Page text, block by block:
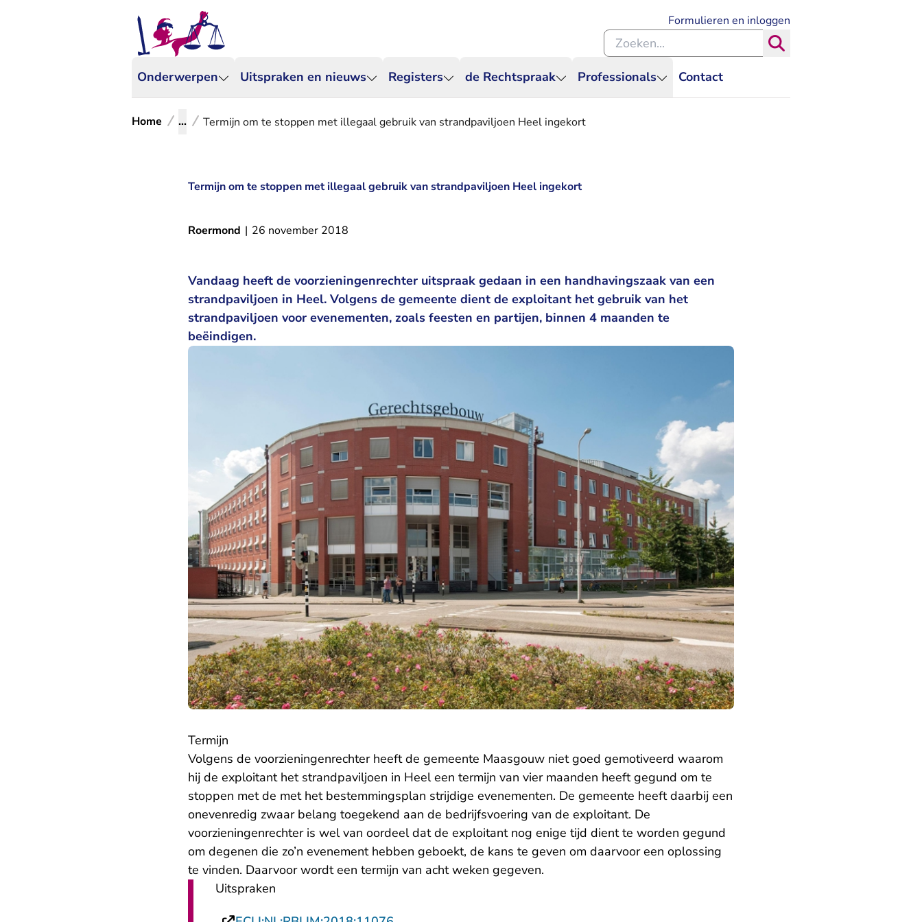
Onderwerpen Uitspraken en nieuws Registers de Rechtspraak Professionals Contact
Formulieren en inloggen
Zoeken binnen de Rechtspraak
Home ... Termijn om te stoppen met illegaal gebruik van strandpaviljoen Heel ingekort
Termijn om te stoppen met illegaal gebruik van strandpaviljoen Heel ingekort
Roermond | 26 november 2018
Vandaag heeft de voorzieningenrechter uitspraak gedaan in een handhavingszaak van een
strandpaviljoen in Heel. Volgens de gemeente dient de exploitant het gebruik van het
strandpaviljoen voor evenementen, zoals feesten en partijen, binnen 4 maanden te
beëindigen.
Termijn
Volgens de voorzieningenrechter heeft de gemeente Maasgouw niet goed gemotiveerd waarom
hij de exploitant het strandpaviljoen in Heel een termijn van vier maanden heeft gegund om te
stoppen met de met het bestemmingsplan strijdige evenementen. De gemeente heeft daarbij een
onevenredig zwaar belang toegekend aan de bedrijfsvoering van de exploitant. De
voorzieningenrechter is wel van oordeel dat de exploitant nog enige tijd dient te worden gegund
om degenen die zo’n evenement hebben geboekt, de kans te geven om daarvoor een oplossing
te vinden. Daarvoor wordt een termijn van acht weken gegeven.
Uitspraken